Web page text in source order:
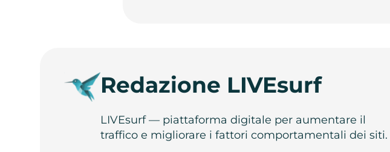
Redazione LIVEsurf
LIVEsurf — piattaforma digitale per aumentare il
traffico e migliorare i fattori comportamentali dei siti.